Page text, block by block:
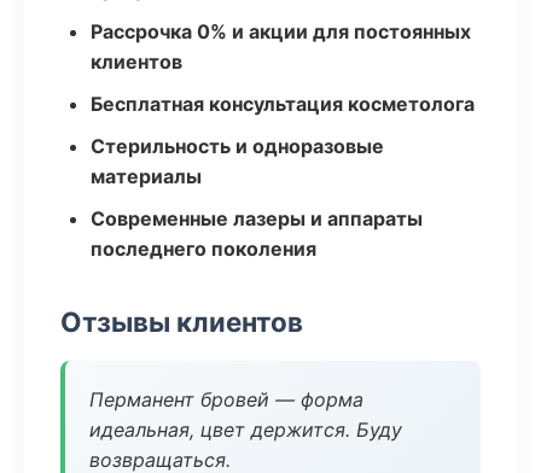
Рассрочка 0% и акции для постоянных
клиентов
Бесплатная консультация косметолога
Стерильность и одноразовые
материалы
Современные лазеры и аппараты
последнего поколения
Отзывы клиентов
Перманент бровей — форма
идеальная, цвет держится. Буду
возвращаться.